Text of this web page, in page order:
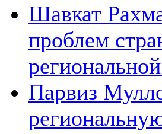
Шавкат
проблем
Парвиз